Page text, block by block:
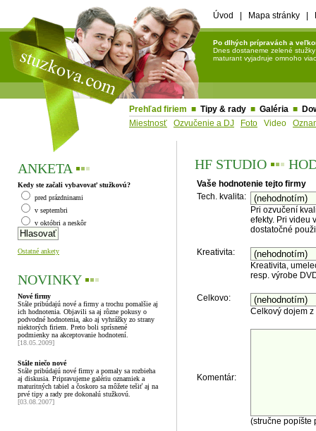
Úvod Mapa stránky
Po dlhých prípravách a
Dnes dostaneme zelené
maturant vyjadruje omnoho
Prehľad firiem ■ Tipy & rady ■ Galéria ■
Miestnosť
Ozvučenie a DJ Foto Video
ANKETA ▪▪▪
Kedy ste začali vybavovať stužkovú?
pred prázdninami
v septembri
v októbri a neskôr
Ostatné ankety
NOVINKY ▪▪▪
Nové firmy
Stále pribúdajú nové a firmy a trochu pomalšie aj
ich hodnotenia. Objavili sa aj rôzne pokusy o
podvodné hodnotenia, ako aj vyhrážky zo strany
niektorých firiem. Preto boli sprísnené
podmienky na akceptovanie hodnotení.
[18.05.2009]
Stále niečo nové
Stále pribúdajú nové firmy a pomaly sa rozbieha
aj diskusia. Pripravujeme galériu oznamiek a
maturitných tabiel a čoskoro sa môžete tešiť aj na
prvé tipy a rady pre dokonalú stužkovú.
[03.08.2007]
HF STUDIO ▪▪▪
Vaše hodnotenie tejto firmy
Tech. kvalita:
Pri ozvučení
efekty. Pri videu
dostatočné
Kreativita:
Kreativita,
resp. výrobe
Celkovo:
Celkový dojem
Komentár:
(stručne popíšte